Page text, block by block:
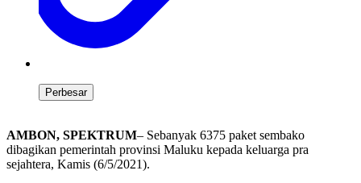
Perbesar
AMBON, SPEKTRUM– Sebanyak 6375 paket sembako
dibagikan pemerintah provinsi Maluku kepada keluarga pra
sejahtera, Kamis (6/5/2021).